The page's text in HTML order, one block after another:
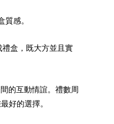
感。
盒，既大方並且實
的互動情誼。禮數周
好的選擇。